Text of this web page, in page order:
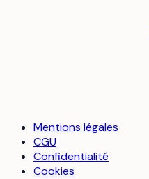
Mentions légales
CGU
Confidentialité
Cookies